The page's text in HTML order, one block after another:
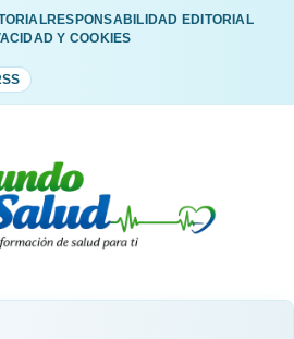
RESPONSABILIDAD EDITORIAL
Y COOKIES